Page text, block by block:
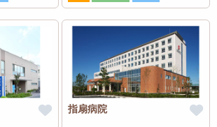
指扇病院